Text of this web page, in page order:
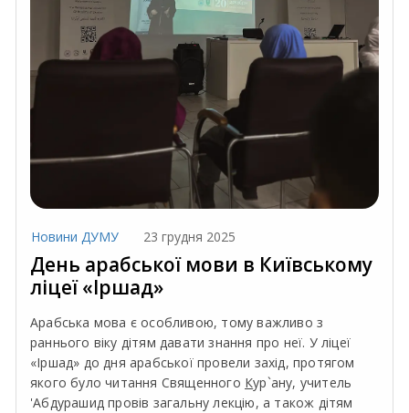
Новини ДУМУ 23 грудня 2025
День арабської мови в Київському
ліцеї «Іршад»
Арабська мова є особливою, тому важливо з
раннього віку дітям давати знання про неї. У ліцеї
«Іршад» до дня арабської провели захід, протягом
якого було читання Священного Кур`ану, учитель
'Абдурашид провів загальну лекцію, а також дітям